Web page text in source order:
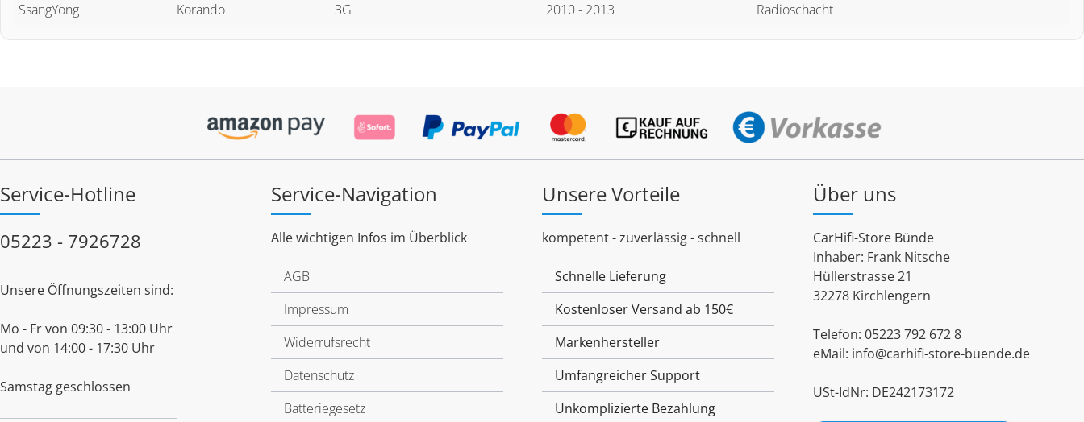
SsangYong
Korando 3G 2010 - 2013 Radioschacht
Service-Hotline
05223 - 7926728
Unsere Öffnungszeiten sind:
Mo - Fr von 09:30 - 13:00 Uhr
und von 14:00 - 17:30 Uhr
Samstag geschlossen
Service-Navigation
Alle wichtigen Infos im Überblick
AGB
Impressum
Widerrufsrecht
Datenschutz
Batteriegesetz
Unsere Vorteile
kompetent - zuverlässig - schnell
Schnelle Lieferung
Kostenloser Versand ab 150€
Markenhersteller
Umfangreicher Support
Unkomplizierte Bezahlung
Über uns
CarHifi-Store Bünde
Inhaber: Frank Nitsche
Hüllerstrasse 21
32278 Kirchlengern
Telefon: 05223 792 672 8
eMail: info@carhifi-store-buende.de
USt-IdNr: DE242173172